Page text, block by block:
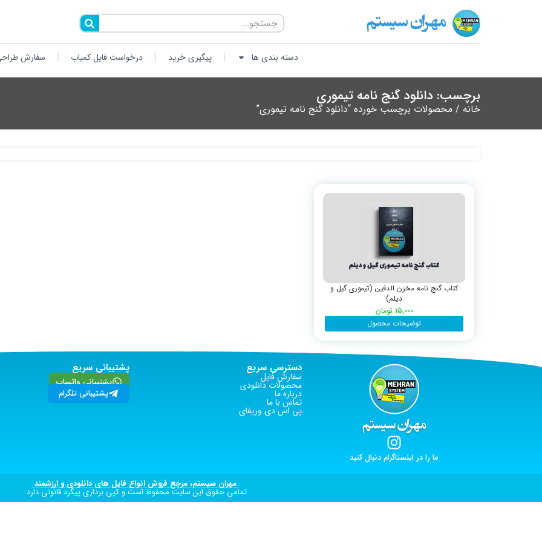
دسته بندی ها پیگیری خرید درخواست فایل کمیاب سفارش
برچسب: دانلود گنج نامه تیموری
خانه / محصولات برچسب خورده “دانلود گنج نامه تیموری”
کتاب گنج نامه مخزن الدفین (تیموری گیل و
دیلم)
15,000 تومان
توضیحات محصول
ما را در اینستاگرام دنبال کنید
دسترسی سریع
سفارش فایل
محصولات دانلودی
درباره ما
تماس با ما
پی اس دی وریفای
پشتیبانی سریع
پشتیبانی واتساپ
پشتیبانی تلگرام
مهران سیستم، مرجع فروش انواع فایل های دانلودی و ارزشمند
تمامی حقوق این سایت محفوظ است و کپی برداری پیگرد قانونی دارد.